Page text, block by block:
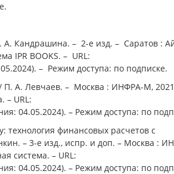
Кандрашина. – 2-е изд. – Саратов :
IPR BOOKS. – URL:
– Режим доступа: по подписке.
А. Левчаев. – Москва : ИНФРА-М,
– URL:
04.05.2024). – Режим доступа: по
финансовых расчетов с
– 3-е изд., испр. и доп. – Москва :
система. – URL:
04.05.2024). – Режим доступа: по